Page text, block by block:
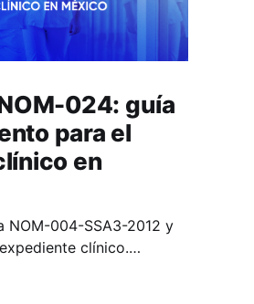
024: guía
para el
en
NOM-004-SSA3-2012 y
clínico.